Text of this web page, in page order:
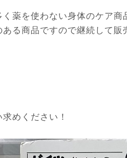
薬を使わない身体のケア
る商品ですので継続して
めください！